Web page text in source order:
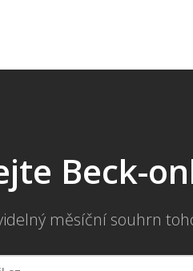
Beck-
měsíční souhrn